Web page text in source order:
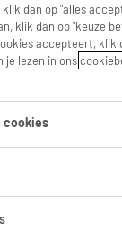
dan op "alles
klik dan op "keuze
accepteert, klik
je lezen in ons
cookies